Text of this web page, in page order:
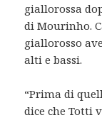
giallorossa
di Mourinho.
giallorosso
alti e bassi.
“Prima di
dice che Totti